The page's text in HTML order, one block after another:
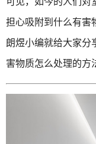
担心吸附到什么有害
朗煜小编就给大家分
害物质怎么处理的方